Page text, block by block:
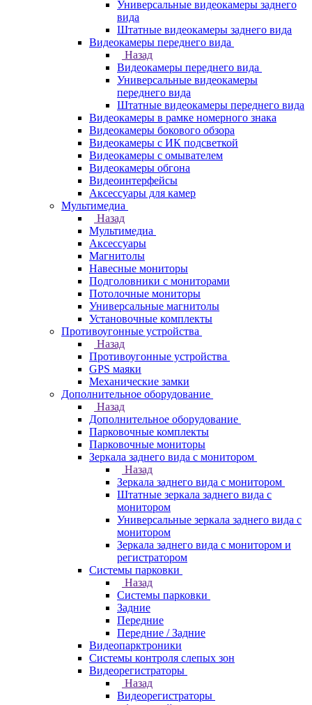
Универсальные видеокамеры заднего
вида
Штатные видеокамеры заднего вида
Видеокамеры переднего вида
Назад
Видеокамеры переднего вида
Универсальные видеокамеры
переднего вида
Штатные видеокамеры переднего вида
Видеокамеры в рамке номерного знака
Видеокамеры бокового обзора
Видеокамеры с ИК подсветкой
Видеокамеры с омывателем
Видеокамеры обгона
Видеоинтерфейсы
Аксессуары для камер
Мультимедиа
Назад
Мультимедиа
Аксессуары
Магнитолы
Навесные мониторы
Подголовники с мониторами
Потолочные мониторы
Универсальные магнитолы
Установочные комплекты
Противоугонные устройства
Назад
Противоугонные устройства
GPS маяки
Механические замки
Дополнительное оборудование
Назад
Дополнительное оборудование
Парковочные комплекты
Парковочные мониторы
Зеркала заднего вида с монитором
Назад
Зеркала заднего вида с монитором
Штатные зеркала заднего вида с
монитором
Универсальные зеркала заднего вида с
монитором
Зеркала заднего вида с монитором и
регистратором
Системы парковки
Назад
Системы парковки
Задние
Передние
Передние / Задние
Видеопарктроники
Системы контроля слепых зон
Видеорегистраторы
Назад
Видеорегистраторы